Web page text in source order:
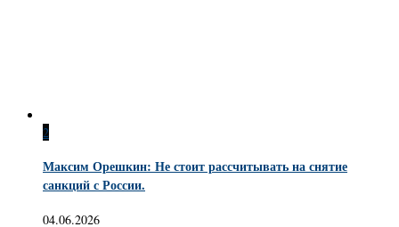
2
Максим Орешкин: Не стоит рассчитывать на снятие
санкций с России.
04.06.2026